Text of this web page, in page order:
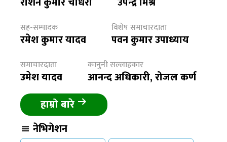
सह-सम्पादक
रमेश कुमार यादव
विशेष समाचारदाता
पवन कुमार उपाध्याय
समाचारदाता
उमेश यादव
कानुनी सल्लाहकार
आनन्द अधिकारी, रोजल कर्ण
हाम्रो बारे
नेभिगेशन